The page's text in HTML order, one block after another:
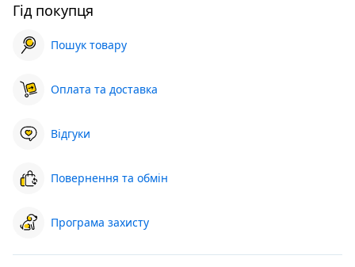
Гід покупця
Пошук товару
Оплата та доставка
Відгуки
Повернення та обмін
Програма захисту